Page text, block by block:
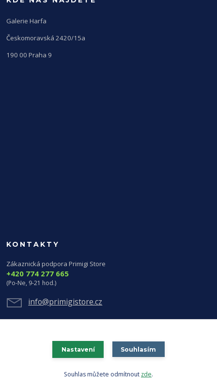
Galerie Harfa
Českomoravská 2420/15a
190 00 Praha 9
KONTAKTY
Zákaznická podpora Primigi Store
+420 774 277 665
(Po-Ne, 9-21 hod.)
info@primigistore.cz
Vytvořeno na Eshop-rychle.cz
Nastavení Souhlasím
Souhlas můžete odmítnout zde.